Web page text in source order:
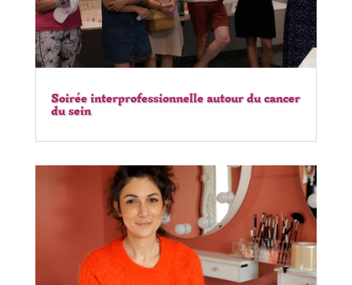
Soirée interprofessionnelle autour du cancer
du sein